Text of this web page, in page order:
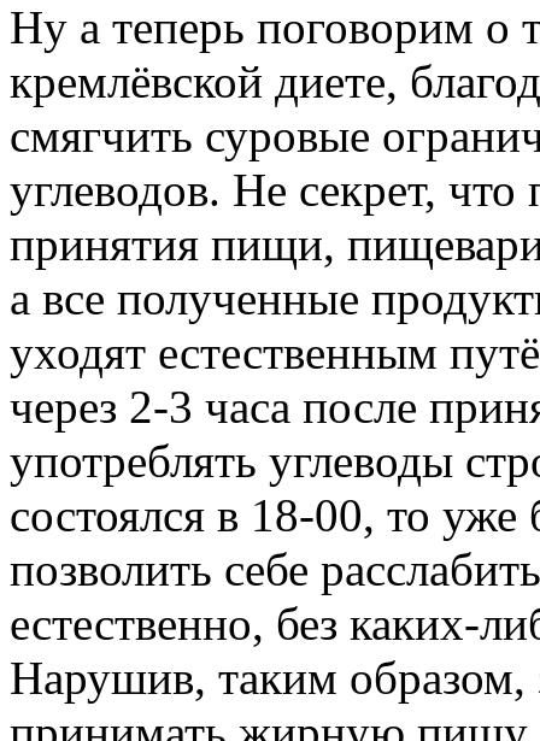
Ну а теперь поговорим о
кремлёвской диете,
смягчить суровые
углеводов. Не секрет,
принятия пищи,
а все полученные
уходят естественным
через 2-3 часа после
употреблять углеводы
состоялся в 18-00, то
позволить себе
естественно, без каких-
Нарушив, таким образом,